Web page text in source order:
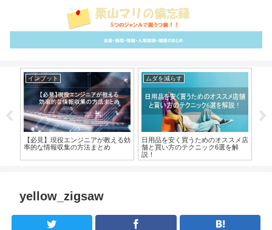
インプット
【必見】現役エンジニアが教える効
率的な情報収集の方法まとめ
ムダを減らす
日用品を安く買うためのオススメ店
舗と買い方のテクニック6選を解
説！
yellow_zigsaw